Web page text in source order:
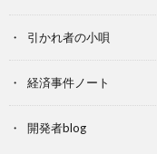
引かれ者の小唄
経済事件ノート
開発者blog